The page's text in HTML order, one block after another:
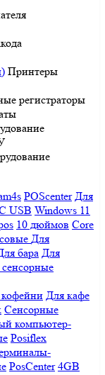
Принтеры
регистраторы
POScenter Для
USB Windows 11
10 дюймов Core
Для
бара Для
Для кафе
Сенсорные
компьютер-
Posiflex
PosCenter 4GB